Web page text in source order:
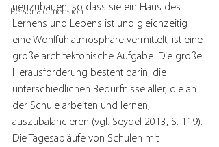
Personaldimension
neuzubauen, so dass sie ein Haus des
Lernens und Lebens ist und gleichzeitig
eine Wohlfühlatmosphäre vermittelt, ist eine
große architektonische Aufgabe. Die große
Herausforderung besteht darin, die
unterschiedlichen Bedürfnisse aller, die an
der Schule arbeiten und lernen,
auszubalancieren (vgl. Seydel 2013, S. 119).
Die Tagesabläufe von Schulen mit